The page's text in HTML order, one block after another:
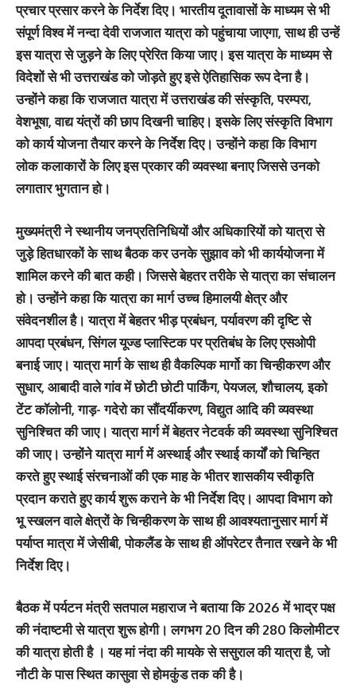
प्रचार प्रसार करने के निर्देश दिए। भारतीय दूतावासों के माध्यम से भी
संपूर्ण विश्व में नन्दा देवी राजजात यात्रा को पहुंचाया जाएगा, साथ ही उन्हें
इस यात्रा से जुड़ने के लिए प्रेरित किया जाए। इस यात्रा के माध्यम से
विदेशों से भी उत्तराखंड को जोड़ते हुए इसे ऐतिहासिक रूप देना है।
उन्होंने कहा कि राजजात यात्रा में उत्तराखंड की संस्कृति, परम्परा,
वेशभूषा, वाद्य यंत्रों की छाप दिखनी चाहिए। इसके लिए संस्कृति विभाग
को कार्य योजना तैयार करने के निर्देश दिए। उन्होंने कहा कि विभाग
लोक कलाकारों के लिए इस प्रकार की व्यवस्था बनाए जिससे उनको
लगातार भुगतान हो।
मुख्यमंत्री ने स्थानीय जनप्रतिनिधियों और अधिकारियों को यात्रा से
जुड़े हितधारकों के साथ बैठक कर उनके सुझाव को भी कार्ययोजना में
शामिल करने की बात कही। जिससे बेहतर तरीके से यात्रा का संचालन
हो। उन्होंने कहा कि यात्रा का मार्ग उच्च हिमालयी क्षेत्र और
संवेदनशील है। यात्रा में बेहतर भीड़ प्रबंधन, पर्यावरण की दृष्टि से
आपदा प्रबंधन, सिंगल यूज्ड प्लास्टिक पर प्रतिबंध के लिए एसओपी
बनाई जाए। यात्रा मार्ग के साथ ही वैकल्पिक मार्गो का चिन्हीकरण और
सुधार, आबादी वाले गांव में छोटी छोटी पार्किंग, पेयजल, शौचालय, इको
टेंट कॉलोनी, गाड़- गदेरो का सौंदर्यीकरण, विद्युत आदि की व्यवस्था
सुनिश्चित की जाए। यात्रा मार्ग में बेहतर नेटवर्क की व्यवस्था सुनिश्चित
की जाए। उन्होंने यात्रा मार्ग में अस्थाई और स्थाई कार्यों को चिन्हित
करते हुए स्थाई संरचनाओं की एक माह के भीतर शासकीय स्वीकृति
प्रदान कराते हुए कार्य शुरू कराने के भी निर्देश दिए। आपदा विभाग को
भू स्खलन वाले क्षेत्रों के चिन्हीकरण के साथ ही आवश्यतानुसार मार्ग में
पर्याप्त मात्रा में जेसीबी, पोकलैंड के साथ ही ऑपरेटर तैनात रखने के भी
निर्देश दिए।
बैठक में पर्यटन मंत्री सतपाल महाराज ने बताया कि 2026 में भाद्र पक्ष
की नंदाष्टमी से यात्रा शुरू होगी। लगभग 20 दिन की 280 किलोमीटर
की यात्रा होती है । यह मां नंदा की मायके से ससुराल की यात्रा है, जो
नौटी के पास स्थित कासुवा से होमकुंड तक की है।